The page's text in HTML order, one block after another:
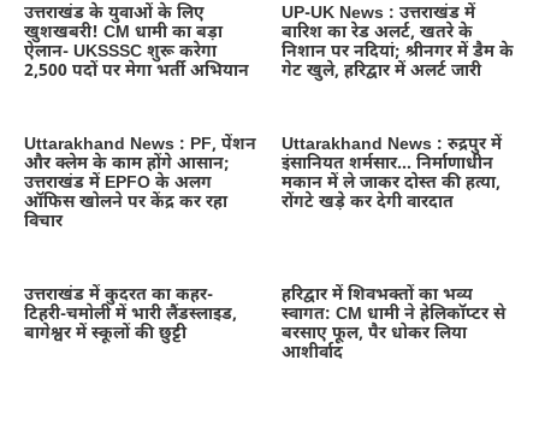
उत्तराखंड के युवाओं के लिए
खुशखबरी! CM धामी का बड़ा
ऐलान- UKSSSC शुरू करेगा
2,500 पदों पर मेगा भर्ती अभियान
UP-UK News : उत्तराखंड में
बारिश का रेड अलर्ट, खतरे के
निशान पर नदियां; श्रीनगर में डैम के
गेट खुले, हरिद्वार में अलर्ट जारी
Uttarakhand News : PF, पेंशन
और क्लेम के काम होंगे आसान;
उत्तराखंड में EPFO के अलग
ऑफिस खोलने पर केंद्र कर रहा
विचार
Uttarakhand News : रुद्रपुर में
इंसानियत शर्मसार… निर्माणाधीन
मकान में ले जाकर दोस्त की हत्या,
रोंगटे खड़े कर देगी वारदात
उत्तराखंड में कुदरत का कहर-
टिहरी-चमोली में भारी लैंडस्लाइड,
बागेश्वर में स्कूलों की छुट्टी
हरिद्वार में शिवभक्तों का भव्य
स्वागत: CM धामी ने हेलिकॉप्टर से
बरसाए फूल, पैर धोकर लिया
आशीर्वाद